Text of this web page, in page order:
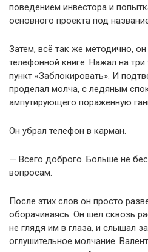
поведением инвестора и
основного проекта под
Затем, всё так же методично,
телефонной книге. Нажал на
пункт «Заблокировать». И
проделал молча, с ледяным
ампутирующего поражённую
Он убрал телефон в карман.
— Всего доброго. Больше не
вопросам.
После этих слов он просто
оборачиваясь. Он шёл сквозь
не глядя им в глаза, и слышал
оглушительное молчание.